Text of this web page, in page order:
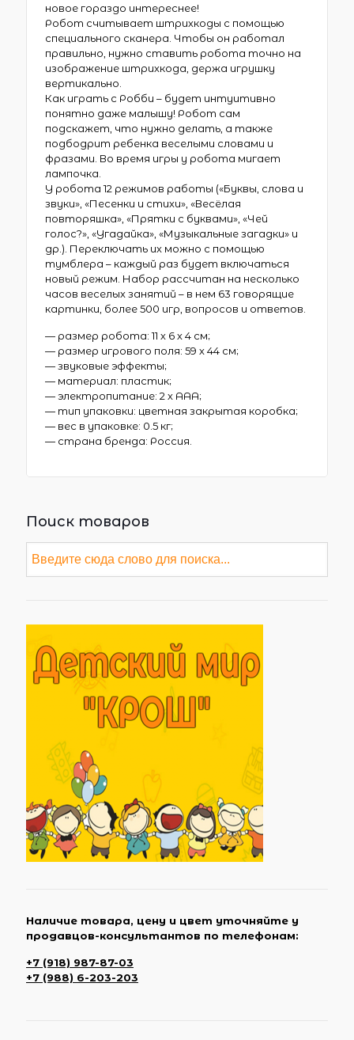
новое гораздо интереснее!
Робот считывает штрихкоды с помощью
специального сканера. Чтобы он работал
правильно, нужно ставить робота точно на
изображение штрихкода, держа игрушку
вертикально.
Как играть с Робби – будет интуитивно
понятно даже малышу! Робот сам
подскажет, что нужно делать, а также
подбодрит ребенка веселыми словами и
фразами. Во время игры у робота мигает
лампочка.
У робота 12 режимов работы («Буквы, слова и
звуки», «Песенки и стихи», «Весёлая
повторяшка», «Прятки с буквами», «Чей
голос?», «Угадайка», «Музыкальные загадки» и
др.). Переключать их можно с помощью
тумблера – каждый раз будет включаться
новый режим. Набор рассчитан на несколько
часов веселых занятий – в нем 63 говорящие
картинки, более 500 игр, вопросов и ответов.
— размер робота: 11 х 6 х 4 см;
— размер игрового поля: 59 х 44 см;
— звуковые эффекты;
— материал: пластик;
— электропитание: 2 х ААА;
— тип упаковки: цветная закрытая коробка;
— вес в упаковке: 0.5 кг;
— страна бренда: Россия.
Поиск товаров
Наличие товара, цену и цвет уточняйте у
продавцов-консультантов по телефонам:
+7 (918) 987-87-03
+7 (988) 6-203-203